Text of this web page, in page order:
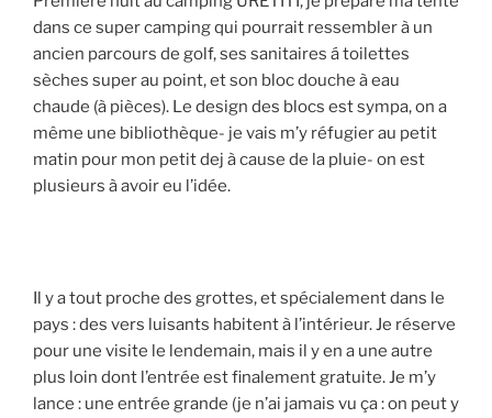
dans ce super camping qui pourrait ressembler à un
ancien parcours de golf, ses sanitaires á toilettes
sèches super au point, et son bloc douche à eau
chaude (à pièces). Le design des blocs est sympa, on a
même une bibliothèque- je vais m’y réfugier au petit
matin pour mon petit dej à cause de la pluie- on est
plusieurs à avoir eu l’idée.
Il y a tout proche des grottes, et spécialement dans le
pays : des vers luisants habitent à l’intérieur. Je réserve
pour une visite le lendemain, mais il y en a une autre
plus loin dont l’entrée est finalement gratuite. Je m’y
lance : une entrée grande (je n’ai jamais vu ça : on peut y